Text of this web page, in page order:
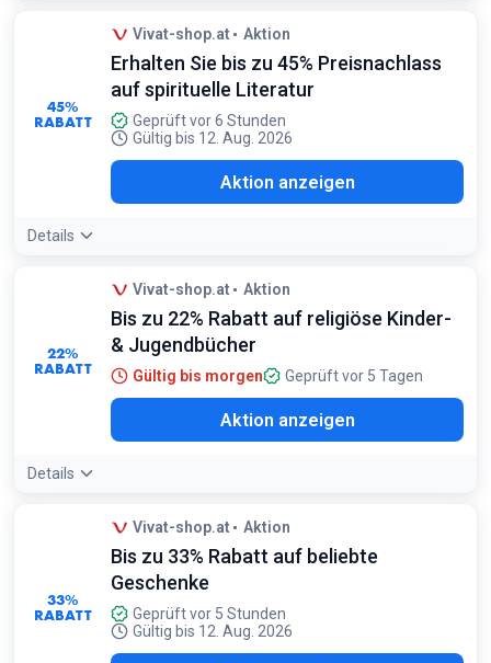
45%
RABATT
Vivat-shop.at Aktion
Erhalten Sie bis zu 45% Preisnachlass
auf spirituelle Literatur
Geprüft vor 6 Stunden
Gültig bis 12. Aug. 2026
Aktion anzeigen
Details
22%
RABATT
Vivat-shop.at Aktion
Bis zu 22% Rabatt auf religiöse Kinder-
& Jugendbücher
Gültig bis morgen Geprüft vor 5 Tagen
Aktion anzeigen
Details
33%
RABATT
Vivat-shop.at Aktion
Bis zu 33% Rabatt auf beliebte
Geschenke
Geprüft vor 5 Stunden
Gültig bis 12. Aug. 2026